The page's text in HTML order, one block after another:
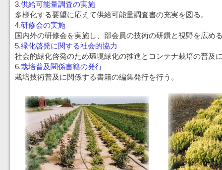
3.供給可能量調査の実施
多様化する要望に応えて供給可能量調査書の充実を図る。
4.研修会の実施
国内外の研修会を実施し、部会員の技術の研鑽と視野を広め
5.緑化啓発に関する社会的協力
社会的緑化啓発のため環境緑化の推進とコンテナ栽培の普及
6.栽培普及関係書籍の発行
栽培技術普及に関係する書籍の編集発行を行う。